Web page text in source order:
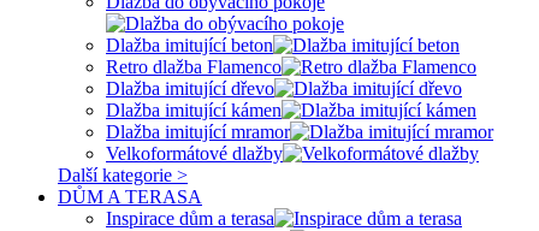
Dlažba imitující beton
Retro dlažba Flamenco
Dlažba imitující dřevo
Dlažba imitující kámen
Dlažba imitující mramor
Velkoformátové dlažby
Další kategorie >
DŮM A TERASA
Inspirace dům a terasa